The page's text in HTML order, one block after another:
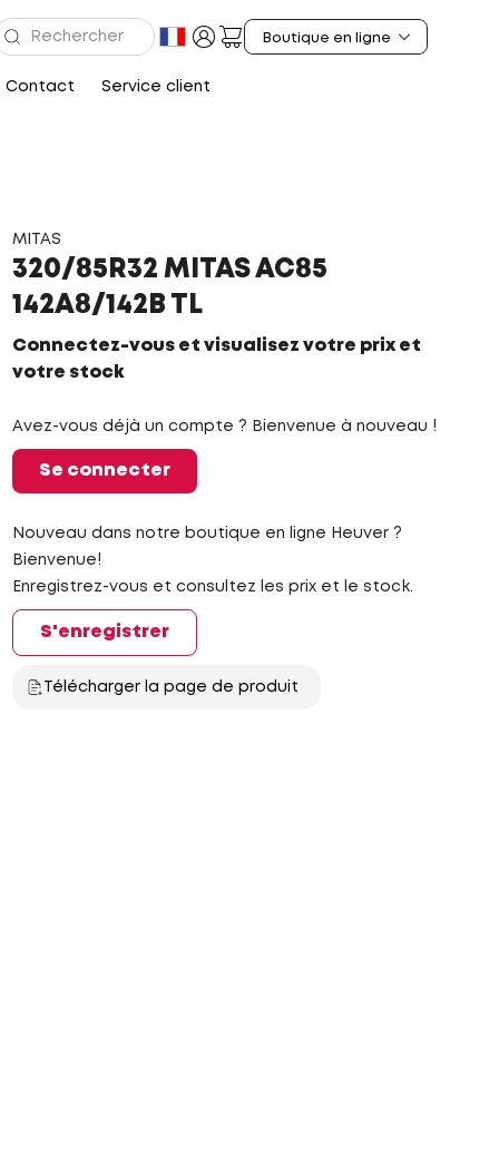
Contact Service client
MITAS
320/85R32 MITAS AC85
142A8/142B TL
Connectez-vous et visualisez votre prix et
votre stock
Avez-vous déjà un compte ? Bienvenue à nouveau !
Se connecter
Nouveau dans notre boutique en ligne Heuver ?
Bienvenue!
Enregistrez-vous et consultez les prix et le stock.
S'enregistrer
Télécharger la page de produit